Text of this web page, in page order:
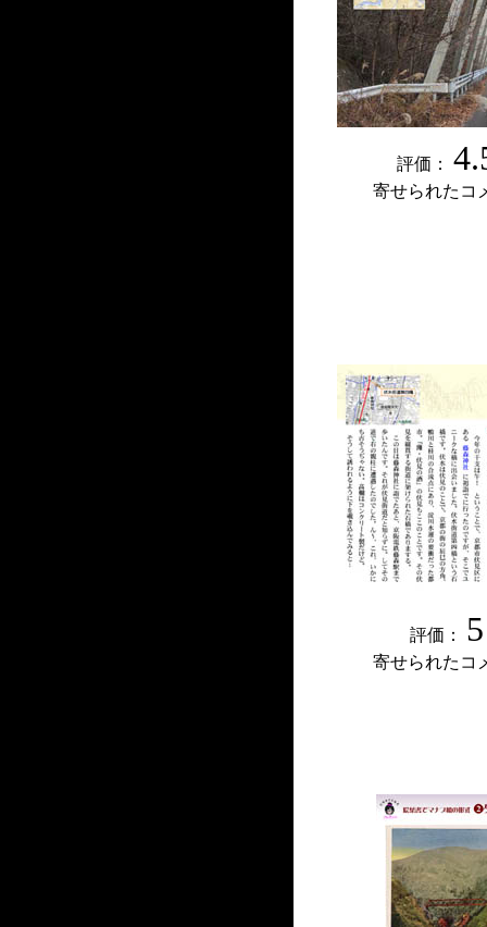
評価：
寄せられたコ
評価： 5
寄せられたコ